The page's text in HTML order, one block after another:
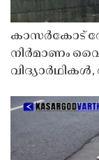
കാസർകോട്
നിർമാണം